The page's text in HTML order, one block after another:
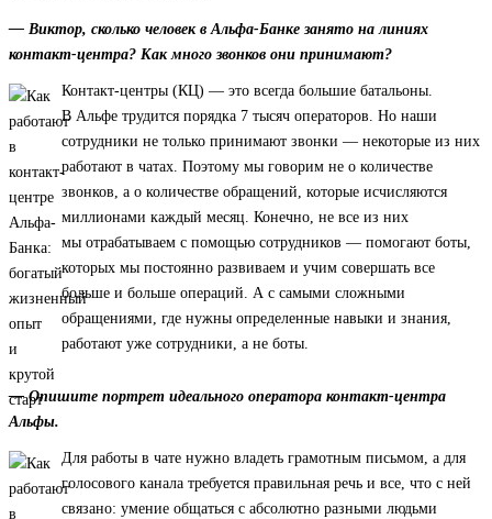
— Виктор, сколько человек в Альфа-Банке занято на линиях
контакт-центра? Как много звонков они принимают?
Контакт-центры (КЦ) — это всегда большие батальоны.
В Альфе трудится порядка 7 тысяч операторов. Но наши
сотрудники не только принимают звонки — некоторые из них
работают в чатах. Поэтому мы говорим не о количестве
звонков, а о количестве обращений, которые исчисляются
миллионами каждый месяц. Конечно, не все из них
мы отрабатываем с помощью сотрудников — помогают боты,
которых мы постоянно развиваем и учим совершать все
больше и больше операций. А с самыми сложными
обращениями, где нужны определенные навыки и знания,
работают уже сотрудники, а не боты.
— Опишите портрет идеального оператора контакт-центра
Альфы.
Для работы в чате нужно владеть грамотным письмом, а для
голосового канала требуется правильная речь и все, что с ней
связано: умение общаться с абсолютно разными людьми